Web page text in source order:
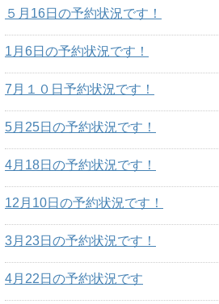
５月16日の予約状況です！
1月6日の予約状況です！
7月１０日予約状況です！
5月25日の予約状況です！
4月18日の予約状況です！
12月10日の予約状況です！
3月23日の予約状況です！
4月22日の予約状況です